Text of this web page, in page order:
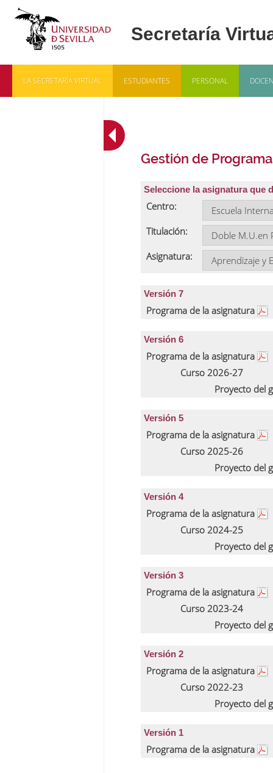
LA SECRETARÍA VIRTUAL ESTUDIANTES PERSONAL
Gestión de
Seleccione la asignatura que
Centro:
Titulación:
Asignatura:
Versión 7
Programa de la asignatura
Versión 6
Programa de la asignatura
Curso 2026-27
Proyecto del
Versión 5
Programa de la asignatura
Curso 2025-26
Proyecto del
Versión 4
Programa de la asignatura
Curso 2024-25
Proyecto del
Versión 3
Programa de la asignatura
Curso 2023-24
Proyecto del
Versión 2
Programa de la asignatura
Curso 2022-23
Proyecto del
Versión 1
Programa de la asignatura